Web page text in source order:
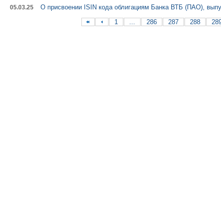
05.03.25
О присвоении ISIN кода облигациям Банка ВТБ (ПАО),
1
... 286 287 288